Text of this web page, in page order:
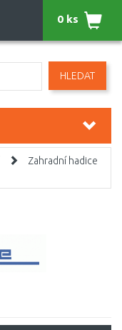
HLEDAT
0 ks
Zahradní hadice